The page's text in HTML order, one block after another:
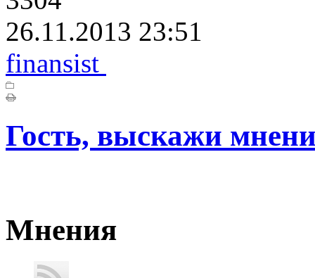
26.11.2013 23:51
finansist
Гость, выскажи
Мнения